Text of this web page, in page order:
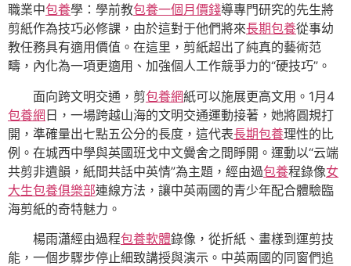
職業中包養學：學前教包養一個月價錢導專門研究的先生將
剪紙作為技巧必修課，由於這對于他們將來長期包養從事幼
教任務具有適用價值。在這里，剪紙超出了純真的藝術范
疇，內化為一項更適用、加強個人工作競爭力的“硬技巧”。
面向跨文明交通，剪包養網紙可以施展更高文用。1月4
包養網日，一場跨越山海的文明交通運動接著，她將圓規打
開，準確量出七點五公分的長度，這代表長期包養理性的比
例。在城西中學與英國班戈中文黌舍之間睜開。運動以“云端
共剪非遺韻，紙間共話中英情”為主題，經由過包養程錄像女
大生包養俱樂部連線方法，讓中英兩國的青少年配合體驗臨
海剪紙的奇特魅力。
楊雨瀟經由過程包養軟體錄像，從折紙、畫樣到運剪技
能，一個步驟步停止細致講授與演示。中英兩國的同窗們追